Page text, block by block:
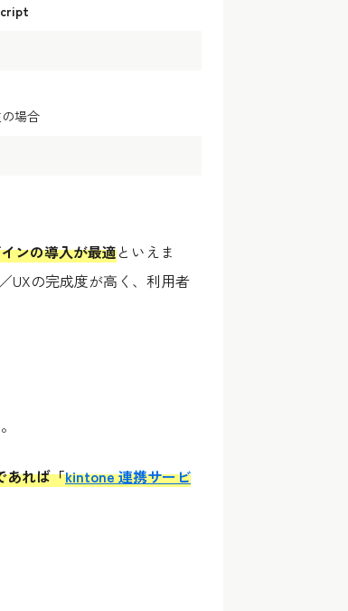
場合
ンの導入が最適といえま
UXの完成度が高く、利用者
あれば「kintone 連携サービ